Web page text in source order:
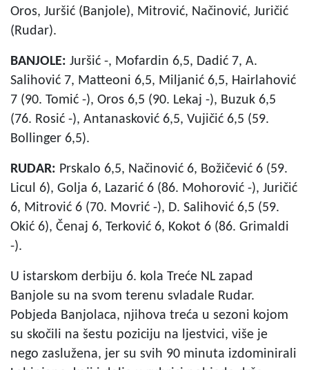
Oros, Juršić (Banjole), Mitrović, Načinović, Juričić
(Rudar).
BANJOLE: Juršić -, Mofardin 6,5, Dadić 7, A.
Salihović 7, Matteoni 6,5, Miljanić 6,5, Hairlahović
7 (90. Tomić -), Oros 6,5 (90. Lekaj -), Buzuk 6,5
(76. Rosić -), Antanasković 6,5, Vujičić 6,5 (59.
Bollinger 6,5).
RUDAR: Prskalo 6,5, Načinović 6, Božičević 6 (59.
Licul 6), Golja 6, Lazarić 6 (86. Mohorović -), Juričić
6, Mitrović 6 (70. Movrić -), D. Salihović 6,5 (59.
Okić 6), Čenaj 6, Terković 6, Kokot 6 (86. Grimaldi
-).
U istarskom derbiju 6. kola Treće NL zapad
Banjole su na svom terenu svladale Rudar.
Pobjeda Banjolaca, njihova treća u sezoni kojom
su skočili na šestu poziciju na ljestvici, više je
nego zaslužena, jer su svih 90 minuta izdominirali